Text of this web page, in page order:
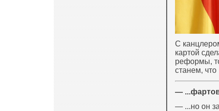
С
картой
реформы,
станем,
—
— ...но он